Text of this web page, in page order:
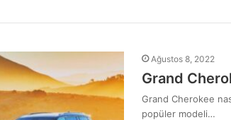
Ağustos 8, 2022
Grand
Grand Cherokee
popüler modeli…